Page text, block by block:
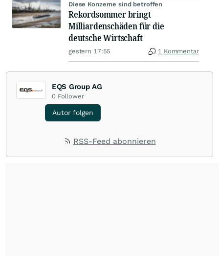
Diese Konzerne sind betroffen
Rekordsommer bringt
Milliardenschäden für die
deutsche Wirtschaft
gestern 17:55 1 Kommentar
EQS Group AG
0 Follower
Autor folgen
RSS-Feed abonnieren